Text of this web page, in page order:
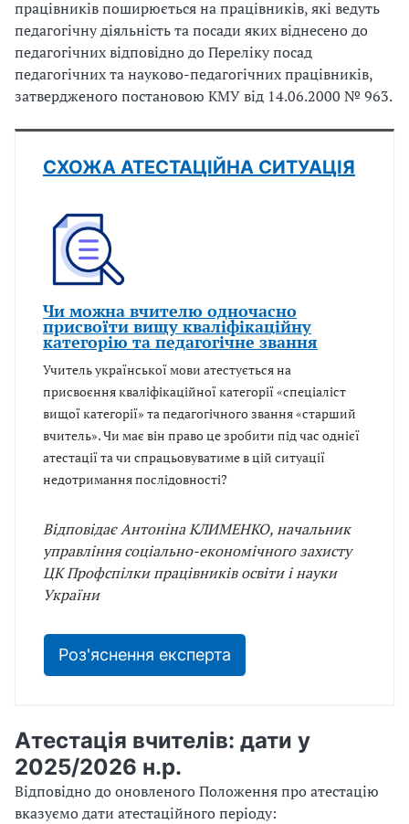
працівників поширюється на працівників, які ведуть
педагогічну діяльність та посади яких віднесено до
педагогічних відповідно до Переліку посад
педагогічних та науково-педагогічних працівників,
затвердженого постановою КМУ від 14.06.2000 № 963.
СХОЖА АТЕСТАЦІЙНА СИТУАЦІЯ
Чи можна вчителю одночасно
присвоїти вищу кваліфікаційну
категорію та педагогічне звання
Учитель української мови атестується на
присвоєння кваліфікаційної категорії «спеціаліст
вищої категорії» та педагогічного звання «старший
вчитель». Чи має він право це зробити під час однієї
атестації та чи спрацьовуватиме в цій ситуації
недотримання послідовності?
Відповідає Антоніна КЛИМЕНКО, начальник
управління соціально-економічного захисту
ЦК Профспілки працівників освіти і науки
України
Роз'яснення експерта
Атестація вчителів: дати у
2025/2026 н.р.
Відповідно до оновленого Положення про атестацію
вказуємо дати атестаційного періоду: